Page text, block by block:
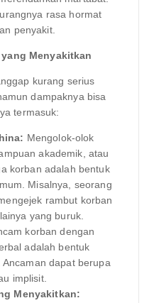
rasa hormat
penyakit.
Menyakitkan
kurang serius
dampaknya bisa
termasuk:
Mengolok-olok
akademik, atau
korban adalah bentuk
Misalnya, seorang
rambut korban
yang buruk.
korban dengan
adalah bentuk
dapat berupa
implisit.
Menyakitkan: